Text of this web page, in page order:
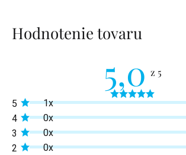
Hodnotenie tovaru
5,0
Priemerné
hodnotenie
produktu
5,0
z
5
1x
4
0x
3
0x
2
0x